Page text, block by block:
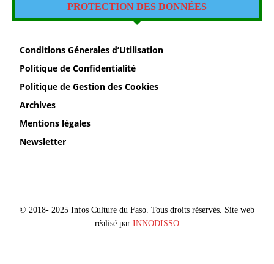
PROTECTION DES DONNÉES
Conditions Génerales d’Utilisation
Politique de Confidentialité
Politique de Gestion des Cookies
Archives
Mentions légales
Newsletter
© 2018- 2025 Infos Culture du Faso. Tous droits réservés. Site web
réalisé par INNODISSO